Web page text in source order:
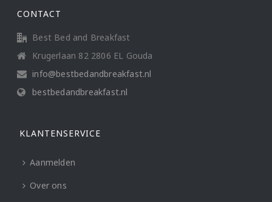
CONTACT
Best Bed and Breakfast
Krugerlaan 82 2806 EL Gouda
info@bestbedandbreakfast.nl
bestbedandbreakfast.nl
KLANTENSERVICE
Aanmelden
Over ons